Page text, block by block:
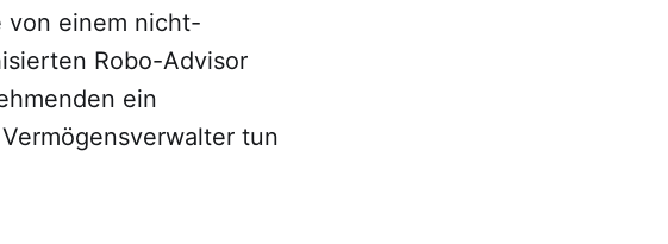
von einem nicht-
Robo-Advisor
ein
tun